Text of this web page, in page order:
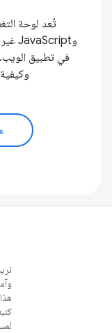
في تطبيق